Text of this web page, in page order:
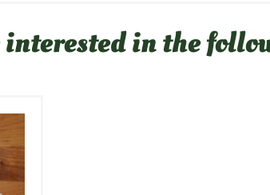
interested in the